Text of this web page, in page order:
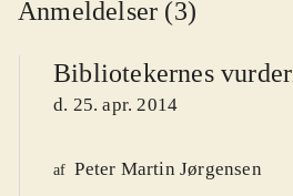
Anmeldelser (3)
Bibliotekernes
d. 25. apr. 2014
af Peter Martin Jørgensen